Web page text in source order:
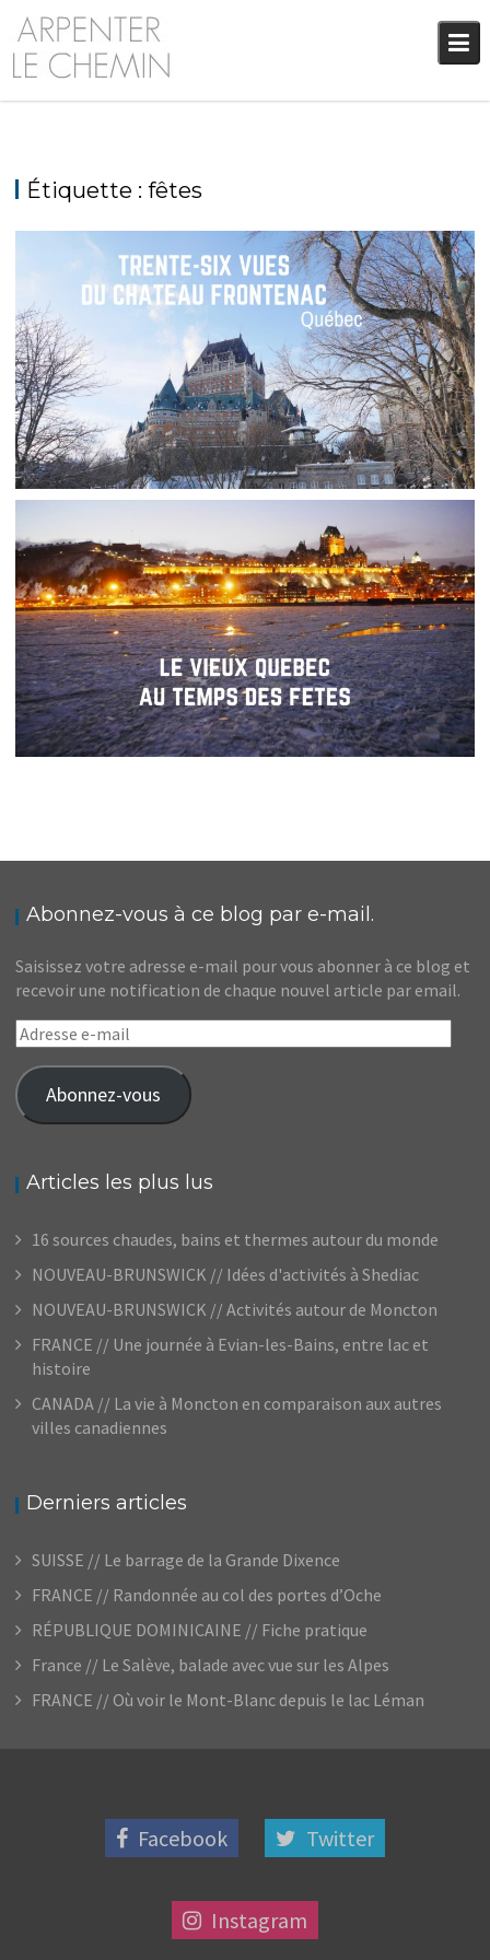
Skip
content
Étiquette :fêtes
FRONTENAC (OU PRESQUE)
Audrey Amérique du Nord,Amériques,
Blog
Abonnez-vous à ce blog par e-mail.
Saisissez votre adresse e-mail pour vous abonner à ce blog et
recevoir une notification de chaque nouvel article par email.
Adresse
e-
mail
Abonnez-vous
Articles les plus lus
16 sources chaudes, bains et thermes autour du monde
NOUVEAU-BRUNSWICK // Idées d'activités à Shediac
NOUVEAU-BRUNSWICK // Activités autour de Moncton
FRANCE // Une journée à Evian-les-Bains, entre lac et
histoire
CANADA // La vie à Moncton en comparaison aux autres
villes canadiennes
Derniers articles
SUISSE // Le barrage de la Grande Dixence
FRANCE // Randonnée au col des portes d’Oche
RÉPUBLIQUE DOMINICAINE // Fiche pratique
France // Le Salève, balade avec vue sur les Alpes
FRANCE // Où voir le Mont-Blanc depuis le lac Léman
Facebook Twitter
Instagram